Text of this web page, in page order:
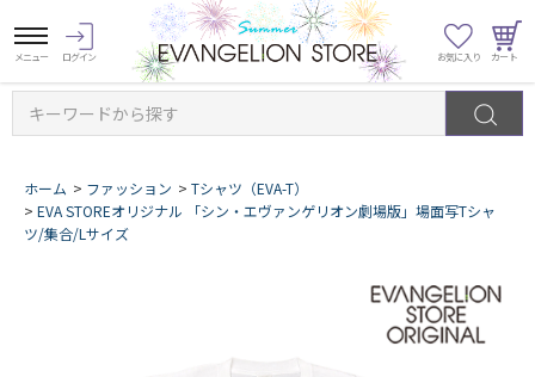
キーワードから探す
ホーム > ファッション > Tシャツ（EVA-T）
> EVA STOREオリジナル 「シン・エヴァンゲリオン劇場版」場面写Tシャ
ツ/集合/Lサイズ